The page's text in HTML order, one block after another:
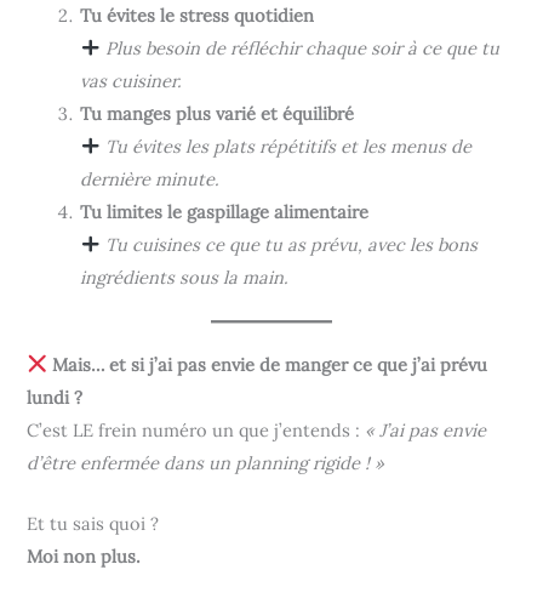
Tu évites le stress quotidien
Plus besoin de réfléchir chaque soir à ce que tu
vas cuisiner.
Tu manges plus varié et équilibré
Tu évites les plats répétitifs et les menus de
dernière minute.
Tu limites le gaspillage alimentaire
Tu cuisines ce que tu as prévu, avec les bons
ingrédients sous la main.
Mais… et si j’ai pas envie de manger ce que j’ai prévu
lundi ?
C’est LE frein numéro un que j’entends : « J’ai pas envie
d’être enfermée dans un planning rigide ! »
Et tu sais quoi ?
Moi non plus.